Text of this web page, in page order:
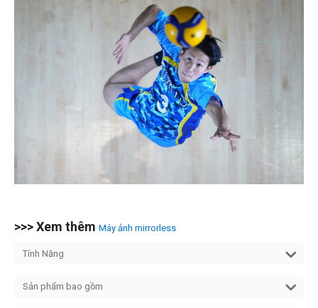
>>> Xem thêm Máy ảnh mirrorless
Tính Năng
Sản phẩm bao gồm